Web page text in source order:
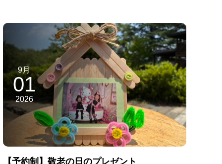
9月
01
2026
【予約制】敬老の日のプレゼント